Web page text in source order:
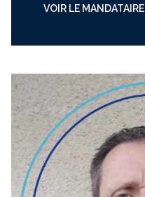
VOIR LE MANDATAIRE